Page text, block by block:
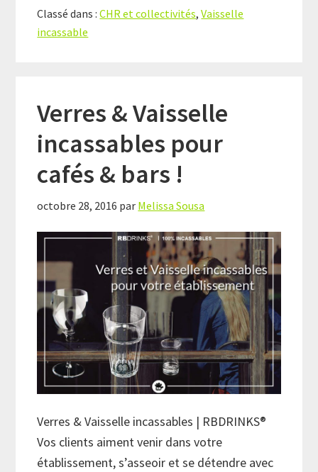
Classé dans :CHR et collectivités,Vaisselle
incassable
Verres & Vaisselle
incassables pour
cafés & bars !
octobre 28, 2016 par Melissa Sousa
Verres & Vaisselle incassables | RBDRINKS®
Vos clients aiment venir dans votre
établissement, s’asseoir et se détendre avec